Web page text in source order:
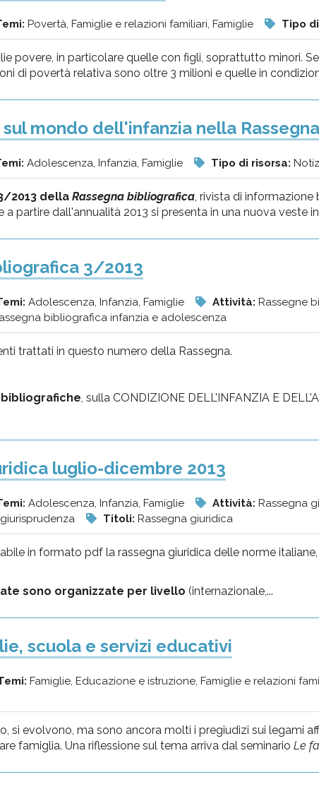
Povertà, Famiglie e relazioni familiari, Famiglie Tipo
povere, in particolare quelle con figli, soprattutto minori.
di povertà relativa sono oltre 3 milioni e quelle in
sul mondo dell'infanzia nella
Adolescenza, Infanzia, Famiglie Tipo di risorsa:
2013 dellaRassegna bibliografica, rivista di informazione
partire dall'annualità 2013 si presenta in una nuova veste
3/2013
Adolescenza, Infanzia, Famiglie Attività: Rassegne
bibliografica infanzia e adolescenza
trattati in questo numero della Rassegna.
, sulla CONDIZIONE DELL’INFANZIA E
luglio-dicembre 2013
Adolescenza, Infanzia, Famiglie Attività: Rassegna
Titoli: Rassegna giuridica
in formato pdf la rassegna giuridica delle norme
sono organizzate per livello (internazionale,...
scuola e servizi educativi
Famiglie, Educazione e istruzione, Famiglie e relazioni
si evolvono, ma sono ancora molti i pregiudizi sui legami
famiglia. Una riflessione sul tema arriva dal seminario Le